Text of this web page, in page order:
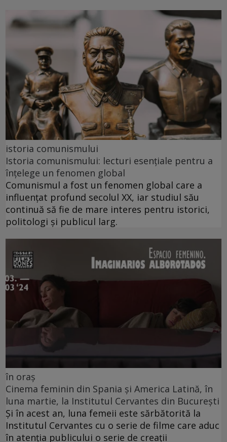
istoria comunismului
Istoria comunismului: lecturi esențiale pentru a
înțelege un fenomen global
Comunismul a fost un fenomen global care a
influențat profund secolul XX, iar studiul său
continuă să fie de mare interes pentru istorici,
politologi și publicul larg.
în oraș
Cinema feminin din Spania și America Latină, în
luna martie, la Institutul Cervantes din București
Și în acest an, luna femeii este sărbătorită la
Institutul Cervantes cu o serie de filme care aduc
în atenția publicului o serie de creații